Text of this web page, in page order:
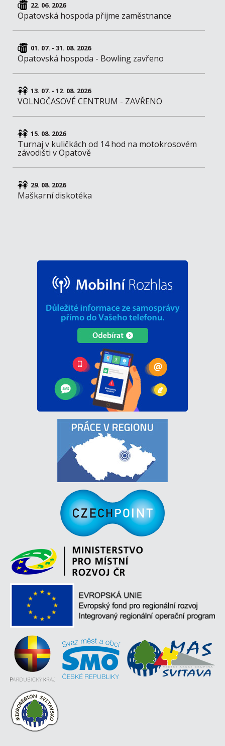
22. 06. 2026
Opatovská hospoda přijme zaměstnance
01. 07. - 31. 08. 2026
Opatovská hospoda - Bowling zavřeno
13. 07. - 12. 08. 2026
VOLNOČASOVÉ CENTRUM - ZAVŘENO
15. 08. 2026
Turnaj v kuličkách od 14 hod na motokrosovém
závodišti v Opatově
29. 08. 2026
Maškarní diskotéka